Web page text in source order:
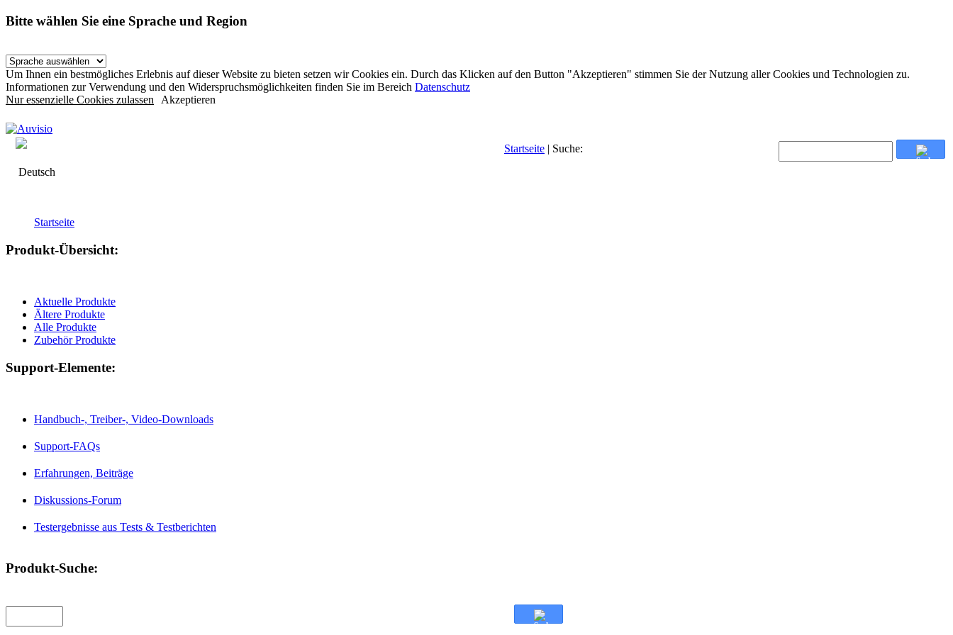
Bitte wählen Sie eine Sprache und Region
Um Ihnen ein bestmögliches Erlebnis auf dieser Website zu bieten setzen wir Cookies ein. Durch das Klicken auf den Button "Akzeptieren" stimmen Sie der Nutzung aller Cookies und Technologien zu.
Informationen zur Verwendung und den Widerspruchsmöglichkeiten finden Sie im Bereich Datenschutz
Nur essenzielle Cookies zulassen Akzeptieren
Deutsch
Startseite | Suche:
Startseite
Produkt-Übersicht:
Aktuelle Produkte
Ältere Produkte
Alle Produkte
Zubehör Produkte
Support-Elemente:
Handbuch-, Treiber-, Video-Downloads
Support-FAQs
Erfahrungen, Beiträge
Diskussions-Forum
Testergebnisse aus Tests & Testberichten
Produkt-Suche: